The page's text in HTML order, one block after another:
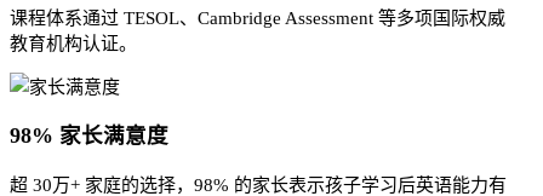
课程体系通过 TESOL、Cambridge Assessment 等多项国际权威
教育机构认证。
98% 家长满意度
超 30万+ 家庭的选择，98% 的家长表示孩子学习后英语能力有